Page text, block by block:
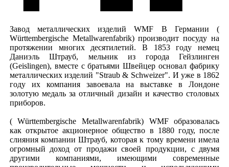
Завод металлических изделий WMF В Германии (
Württembergische Metallwarenfabrik) производит посуду на
протяжении многих десятилетий. В 1853 году немец
Даниэль Штрауб, мельник из города Гейзлинген
(Geislingen), вместе с братьями Швейцер основал фабрику
металлических изделий "Straub & Schweizer". И уже в 1862
году их компания завоевала на выставке в Лондоне
золотую медаль за отличный дизайн и качество столовых
приборов.
( Württembergische Metallwarenfabrik) WMF образовалась
как открытое акционерное общество в 1880 году, после
слияния компании Штрауб, которая к тому времени имела
огромный доход от продажи своей продукции, с двумя
другими компаниями, имеющими современные